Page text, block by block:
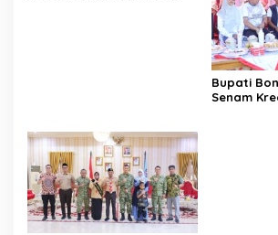
Bupati
Senam